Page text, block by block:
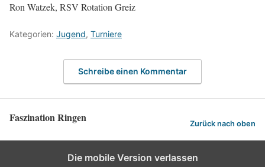
Ron Watzek, RSV Rotation Greiz
Kategorien: Jugend, Turniere
Schreibe einen Kommentar
Faszination Ringen Zurück nach oben
Die mobile Version verlassen